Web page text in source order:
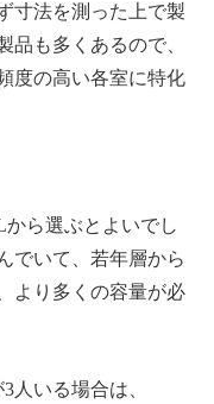
寸法を測った上で製
品も多くあるので、
度の高い各室に特化
から選ぶとよいでし
でいて、若年層から
より多くの容量が必
人いる場合は、